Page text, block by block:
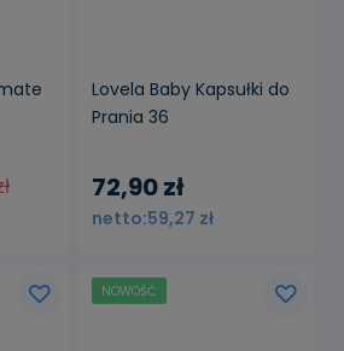
Lovela Baby Kapsułki do
Prania 36
72,90 zł
59,27 zł
NOWOŚĆ